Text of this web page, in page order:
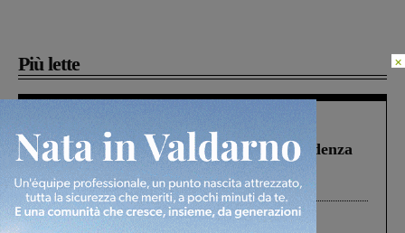
Più lette
Figline Incisa Valdarno
Piscina di Figline finanziata oltre la scadenza
Pnrr, il gruppo di Fratelli d’Italia: “Un
ringraziamento al Governo”
Cronaca 4 Agosto 2026
×